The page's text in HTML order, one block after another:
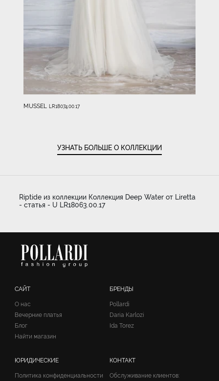
MUSSEL LR18074.00.17
УЗНАТЬ БОЛЬШЕ О КОЛЛЕКЦИИ
Riptide из коллекции Коллекция Deep Water от Liretta
- статья - U LR18063.00.17
САЙТ
О нас
Вечерние платья
Блог
Найти магазин
БРЕНДЫ
Pollardi
Daria Karlozi
Ida Torez
ЮРИДИЧЕСКИЕ
Политика конфиденциальности
КОНТАКТ
Обслуживание клиентов: